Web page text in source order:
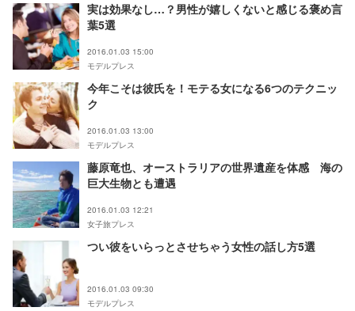
実は効果なし…？男性が嬉しくないと感じる褒め言
葉5選
2016.01.03 15:00
モデルプレス
今年こそは彼氏を！モテる女になる6つのテクニッ
ク
2016.01.03 13:00
モデルプレス
藤原竜也、オーストラリアの世界遺産を体感 海の
巨大生物とも遭遇
2016.01.03 12:21
女子旅プレス
つい彼をいらっとさせちゃう女性の話し方5選
2016.01.03 09:30
モデルプレス